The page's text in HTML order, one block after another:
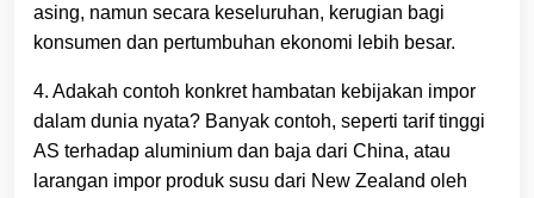
asing, namun secara keseluruhan, kerugian bagi
konsumen dan pertumbuhan ekonomi lebih besar.
4. Adakah contoh konkret hambatan kebijakan impor
dalam dunia nyata? Banyak contoh, seperti tarif tinggi
AS terhadap aluminium dan baja dari China, atau
larangan impor produk susu dari New Zealand oleh